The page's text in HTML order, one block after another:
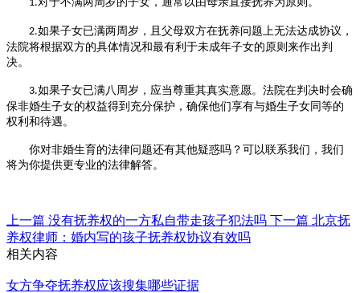
1.
2.如果子女已满两周岁，且父母双方在抚养问题上无法达成协议，
法院将根据双方的具体情况和最有利于未成年子女的原则来作出判
决。
3.如果子女已满八周岁，应当尊重其真实意愿。法院在判决时会确
保非婚生子女的权益得到充分保护，确保他们享有与婚生子女同等的
权利和待遇。
你对非婚生育的法律问题还有其他疑惑吗？ 可以联系我们 ，我们
将为你提供更专业的法律解答。
上一篇 没有抚养权的一方私自带走孩子犯法吗 下一篇 北京抚
养权律师：婚内写的孩子抚养权协议有效吗
相关内容
女方争夺抚养权应该搜集哪些证据